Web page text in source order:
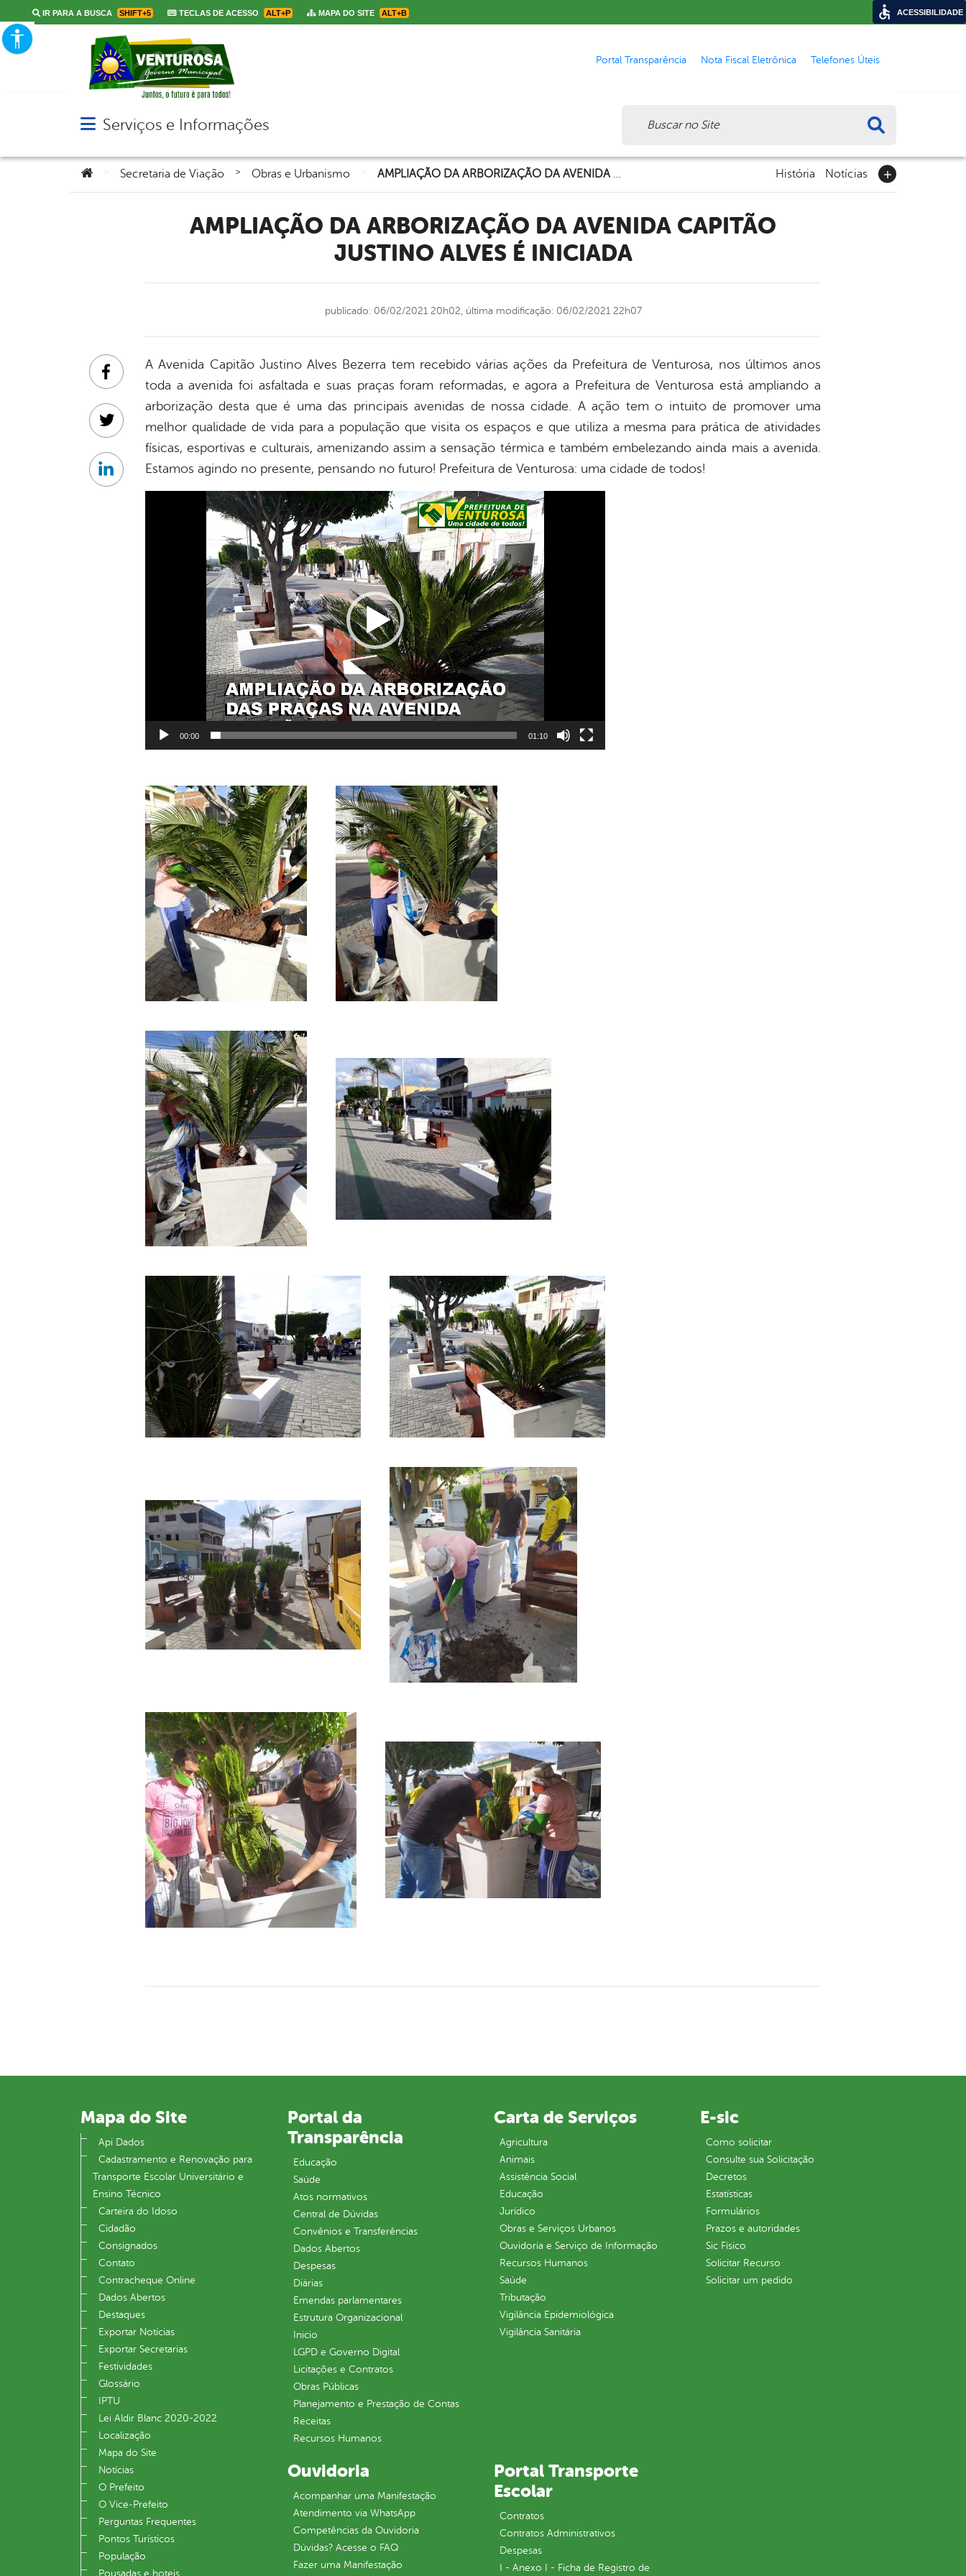
IR PARA A BUSCA SHIFT+5 TECLAS DE ACESSO ALT+P MAPA DO SITE ALT+B
Portal Transparência Nota Fiscal Eletrônica Telefones Úteis
Abrir menu principal de navegação
Serviços e Informações
Você está aqui:Secretaria de Viação > Obras e Urbanismo AMPLIAÇÃO DA ARBORIZAÇÃO DA AVENIDA CAPITÃO JUSTINO ALVES É INICIADA História Notícias
AMPLIAÇÃO DA ARBORIZAÇÃO DA AVENIDA CAPITÃO
JUSTINO ALVES É INICIADA
publicado: 06/02/2021 20h02, última modificação: 06/02/2021 22h07
A Avenida Capitão Justino Alves Bezerra tem recebido várias ações da Prefeitura de Venturosa, nos últimos anos
toda a avenida foi asfaltada e suas praças foram reformadas, e agora a Prefeitura de Venturosa está ampliando a
arborização desta que é uma das principais avenidas de nossa cidade. A ação tem o intuito de promover uma
melhor qualidade de vida para a população que visita os espaços e que utiliza a mesma para prática de atividades
físicas, esportivas e culturais, amenizando assim a sensação térmica e também embelezando ainda mais a avenida.
Estamos agindo no presente, pensando no futuro! Prefeitura de Venturosa: uma cidade de todos!
00:00 01:10
Facebook
Twitter
Linkedin
Mapa do Site
Api Dados
Cadastramento e Renovação para
Transporte Escolar Universitário e
Ensino Técnico
Carteira do Idoso
Cidadão
Consignados
Contato
Contracheque Online
Dados Abertos
Destaques
Exportar Notícias
Exportar Secretarias
Festividades
Glossário
IPTU
Lei Aldir Blanc 2020-2022
Localização
Mapa do Site
Notícias
O Prefeito
O Vice‐Prefeito
Perguntas Frequentes
Pontos Turísticos
População
Pousadas e hoteis
Portal da
Transparência
Educação
Saúde
Atos normativos
Central de Dúvidas
Convênios e Transferências
Dados Abertos
Despesas
Diárias
Emendas parlamentares
Estrutura Organizacional
Inicio
LGPD e Governo Digital
Licitações e Contratos
Obras Públicas
Planejamento e Prestação de Contas
Receitas
Recursos Humanos
Carta de Serviços
Agricultura
Animais
Assistência Social
Educação
Jurídico
Obras e Serviços Urbanos
Ouvidoria e Serviço de Informação
Recursos Humanos
Saúde
Tributação
Vigilância Epidemiológica
Vigilância Sanitária
E-sic
Como solicitar
Consulte sua Solicitação
Decretos
Estatísticas
Formulários
Prazos e autoridades
Sic Físico
Solicitar Recurso
Solicitar um pedido
Ouvidoria
Acompanhar uma Manifestação
Atendimento via WhatsApp
Competências da Ouvidoria
Dúvidas? Acesse o FAQ
Fazer uma Manifestação
Portal Transporte
Escolar
Contratos
Contratos Administrativos
Despesas
I - Anexo I - Ficha de Registro de
ACESSIBILIDADE